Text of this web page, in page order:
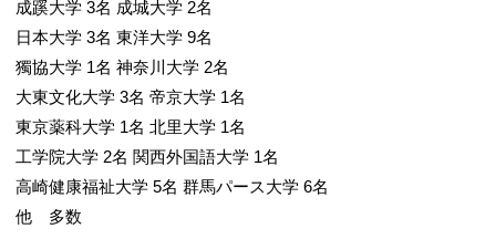
成蹊大学 3名 成城大学 2名
日本大学 3名 東洋大学 9名
獨協大学 1名 神奈川大学 2名
大東文化大学 3名 帝京大学 1名
東京薬科大学 1名 北里大学 1名
工学院大学 2名 関西外国語大学 1名
高崎健康福祉大学 5名 群馬パース大学 6名
他 多数